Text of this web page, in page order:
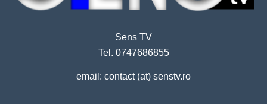
Sens TV
Tel. 0747686855
email: contact (at) senstv.ro